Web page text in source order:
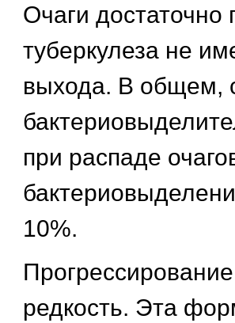
Очаги достаточно
туберкулеза не
выхода. В общем,
при распаде
10%.
редкость. Эта